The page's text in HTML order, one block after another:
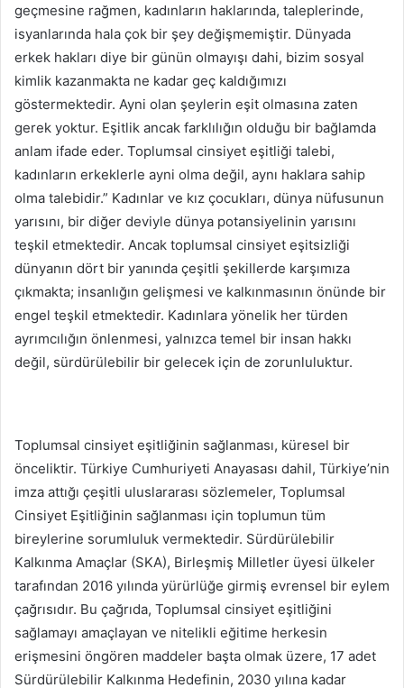
geçmesine rağmen, kadınların haklarında, taleplerinde,
isyanlarında hala çok bir şey değişmemiştir. Dünyada
erkek hakları diye bir günün olmayışı dahi, bizim sosyal
kimlik kazanmakta ne kadar geç kaldığımızı
göstermektedir. Ayni olan şeylerin eşit olmasına zaten
gerek yoktur. Eşitlik ancak farklılığın olduğu bir bağlamda
anlam ifade eder. Toplumsal cinsiyet eşitliği talebi,
kadınların erkeklerle ayni olma değil, aynı haklara sahip
olma talebidir.” Kadınlar ve kız çocukları, dünya nüfusunun
yarısını, bir diğer deviyle dünya potansiyelinin yarısını
teşkil etmektedir. Ancak toplumsal cinsiyet eşitsizliği
dünyanın dört bir yanında çeşitli şekillerde karşımıza
çıkmakta; insanlığın gelişmesi ve kalkınmasının önünde bir
engel teşkil etmektedir. Kadınlara yönelik her türden
ayrımcılığın önlenmesi, yalnızca temel bir insan hakkı
değil, sürdürülebilir bir gelecek için de zorunluluktur.
Toplumsal cinsiyet eşitliğinin sağlanması, küresel bir
önceliktir. Türkiye Cumhuriyeti Anayasası dahil, Türkiye’nin
imza attığı çeşitli uluslararası sözlemeler, Toplumsal
Cinsiyet Eşitliğinin sağlanması için toplumun tüm
bireylerine sorumluluk vermektedir. Sürdürülebilir
Kalkınma Amaçlar (SKA), Birleşmiş Milletler üyesi ülkeler
tarafından 2016 yılında yürürlüğe girmiş evrensel bir eylem
çağrısıdır. Bu çağrıda, Toplumsal cinsiyet eşitliğini
sağlamayı amaçlayan ve nitelikli eğitime herkesin
erişmesini öngören maddeler başta olmak üzere, 17 adet
Sürdürülebilir Kalkınma Hedefinin, 2030 yılına kadar